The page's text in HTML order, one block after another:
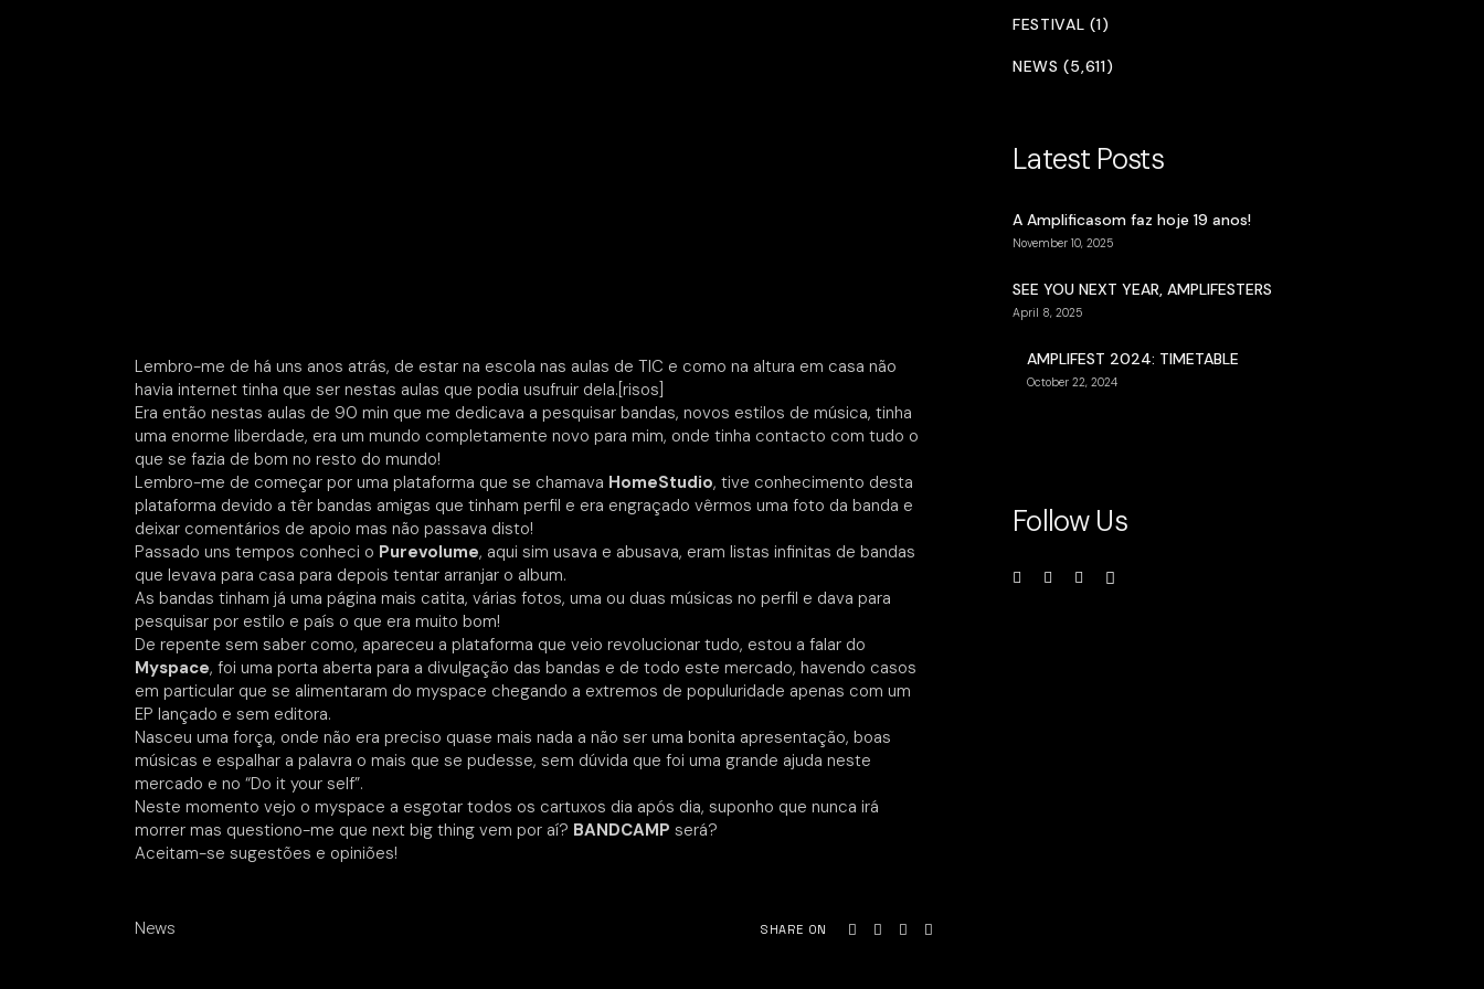
Lembro-me de há uns anos atrás, de estar na escola nas aulas de TIC e como na altura em casa não
havia internet tinha que ser nestas aulas que podia usufruir dela.[risos]
Era então nestas aulas de 90 min que me dedicava a pesquisar bandas, novos estilos de música, tinha
uma enorme liberdade, era um mundo completamente novo para mim, onde tinha contacto com tudo o
que se fazia de bom no resto do mundo!
Lembro-me de começar por uma plataforma que se chamava HomeStudio, tive conhecimento desta
plataforma devido a têr bandas amigas que tinham perfil e era engraçado vêrmos uma foto da banda e
deixar comentários de apoio mas não passava disto!
Passado uns tempos conheci o Purevolume, aqui sim usava e abusava, eram listas infinitas de bandas
que levava para casa para depois tentar arranjar o album.
As bandas tinham já uma página mais catita, várias fotos, uma ou duas músicas no perfil e dava para
pesquisar por estilo e país o que era muito bom!
De repente sem saber como, apareceu a plataforma que veio revolucionar tudo, estou a falar do
Myspace, foi uma porta aberta para a divulgação das bandas e de todo este mercado, havendo casos
em particular que se alimentaram do myspace chegando a extremos de populuridade apenas com um
EP lançado e sem editora.
Nasceu uma força, onde não era preciso quase mais nada a não ser uma bonita apresentação, boas
músicas e espalhar a palavra o mais que se pudesse, sem dúvida que foi uma grande ajuda neste
mercado e no “Do it your self”.
Neste momento vejo o myspace a esgotar todos os cartuxos dia após dia, suponho que nunca irá
morrer mas questiono-me que next big thing vem por aí? BANDCAMP será?
Aceitam-se sugestões e opiniões!
News SHARE ON
FESTIVAL (1)
NEWS (5,611)
Latest Posts
A Amplificasom faz hoje 19 anos!
November 10, 2025
SEE YOU NEXT YEAR, AMPLIFESTERS
April 8, 2025
AMPLIFEST 2024: TIMETABLE
October 22, 2024
Follow Us